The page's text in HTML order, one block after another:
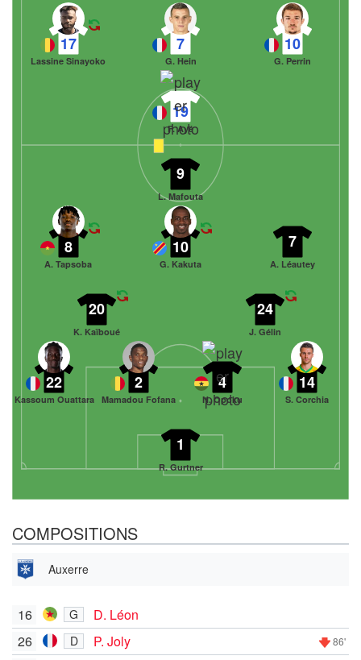
10
G. Perrin
7
G. Hein
17
Lassine Sinayoko
19
F. Ayé
1
R. Gurtner
22
Kassoum Ouattara
2
Mamadou Fofana
4
N. Opoku
14
S. Corchia
20
K. Kaïboué
24
J. Gélin
8
A. Tapsoba
10
G. Kakuta
7
A. Léautey
9
L. Mafouta
COMPOSITIONS
Auxerre
16 G
D. Léon
26
D P. Joly 86'